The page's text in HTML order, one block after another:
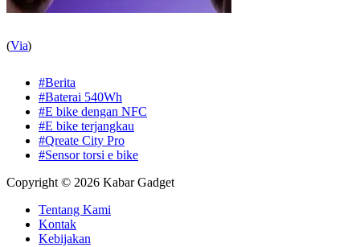
(Via)
#Berita
#Baterai 540Wh
#E bike dengan NFC
#E bike terjangkau
#Qreate City Pro
#Sensor torsi e bike
Copyright © 2026 Kabar Gadget
Tentang Kami
Kontak
Kebijakan